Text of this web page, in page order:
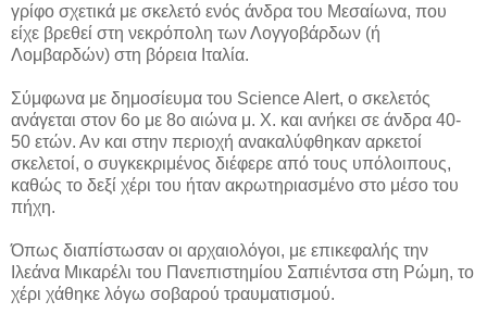
γρίφο σχετικά με σκελετό ενός άνδρα του Μεσαίωνα, που
είχε βρεθεί στη νεκρόπολη των Λογγοβάρδων (ή
Λομβαρδών) στη βόρεια Ιταλία.
Σύμφωνα με δημοσίευμα του Science Alert, o σκελετός
ανάγεται στον 6ο με 8ο αιώνα μ. Χ. και ανήκει σε άνδρα 40-
50 ετών. Αν και στην περιοχή ανακαλύφθηκαν αρκετοί
σκελετοί, ο συγκεκριμένος διέφερε από τους υπόλοιπους,
καθώς το δεξί χέρι του ήταν ακρωτηριασμένο στο μέσο του
πήχη.
Όπως διαπίστωσαν οι αρχαιολόγοι, με επικεφαλής την
Ιλεάνα Μικαρέλι του Πανεπιστημίου Σαπιέντσα στη Ρώμη, το
χέρι χάθηκε λόγω σοβαρού τραυματισμού.